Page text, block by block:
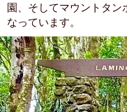
園、そしてマウントタン
なっています。